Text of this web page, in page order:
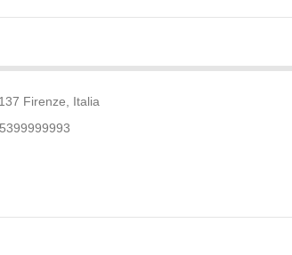
Firenze, Italia